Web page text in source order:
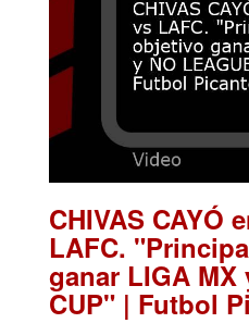
CHIVAS CAYÓ
LAFC.
ganar LIGA MX
CUP" | Futbol